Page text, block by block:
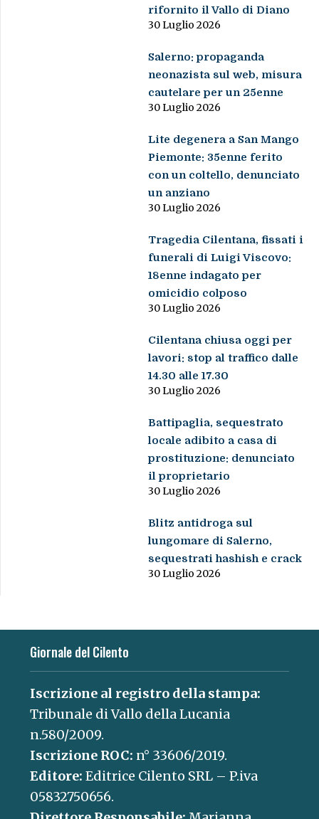
rifornito il Vallo di Diano
30 Luglio 2026
Salerno: propaganda
neonazista sul web, misura
cautelare per un 25enne
30 Luglio 2026
Lite degenera a San Mango
Piemonte: 35enne ferito
con un coltello, denunciato
un anziano
30 Luglio 2026
Tragedia Cilentana, fissati i
funerali di Luigi Viscovo:
18enne indagato per
omicidio colposo
30 Luglio 2026
Cilentana chiusa oggi per
lavori: stop al traffico dalle
14.30 alle 17.30
30 Luglio 2026
Battipaglia, sequestrato
locale adibito a casa di
prostituzione: denunciato
il proprietario
30 Luglio 2026
Blitz antidroga sul
lungomare di Salerno,
sequestrati hashish e crack
30 Luglio 2026
Giornale del Cilento
Iscrizione al registro della stampa:
Tribunale di Vallo della Lucania
n.580/2009.
Iscrizione ROC: n° 33606/2019.
Editore: Editrice Cilento SRL – P.iva
05832750656.